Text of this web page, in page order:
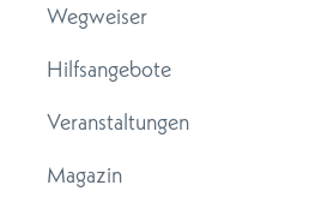
Wegweiser
Hilfsangebote
Veranstaltungen
Magazin